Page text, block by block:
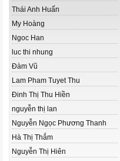
Thái Anh Huấn
My Hoàng
Ngoc Han
luc thi nhung
Đàm Vũ
Lam Pham Tuyet Thu
Đinh Thị Thu Hiền
nguyễn thị lan
Nguyễn Ngọc Phương Thanh
Hà Thị Thắm
Nguyễn Thị Hiên